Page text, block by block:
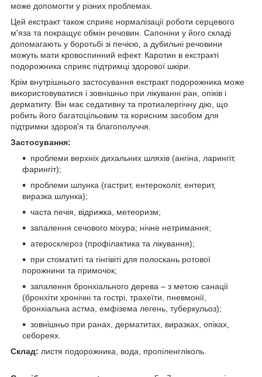
може допомогти у різних проблемах.
Цей екстракт також сприяє нормалізації роботи серцевого
м'яза та покращує обмін речовин. Сапоніни у його складі
допомагають у боротьбі зі печією, а дубильні речовини
можуть мати кровоспинний ефект. Каротин в екстракті
подорожника сприяє підтримці здорової шкіри.
Крім внутрішнього застосування екстракт подорожника може
використовуватися і зовнішньо при лікуванні ран, опіків і
дерматиту. Він має седативну та протиалергічну дію, що
робить його багатоцільовим та корисним засобом для
підтримки здоров'я та благополуччя.
Застосування:
проблеми верхніх дихальних шляхів (ангіна, ларингіт,
фарингіт);
проблеми шлунка (гастрит, ентероколіт, ентерит,
виразка шлунка);
часта печія, відрижка, метеоризм;
запалення сечового міхура; нічне нетримання;
атеросклероз (профілактика та лікування);
при стоматиті та гінгівіті для полоскань ротової
порожнини та примочок;
запалення бронхіального дерева – з метою санації
(бронхіти хронічні та гострі, трахеїти, пневмонії,
бронхіальна астма, емфізема легень, туберкульоз);
зовнішньо при ранах, дерматитах, виразках, опіках,
себореях.
Склад: листя подорожника, вода, пропіленгліколь.